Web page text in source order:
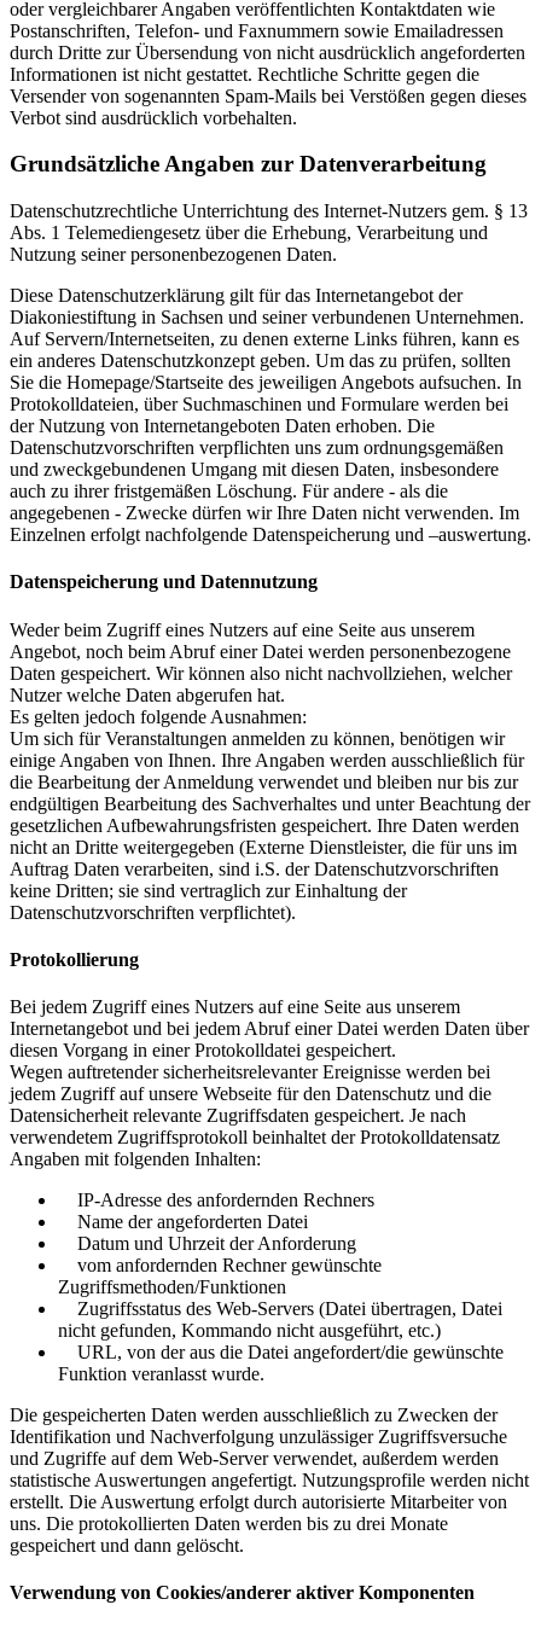
oder vergleichbarer Angaben veröffentlichten Kontaktdaten wie
Postanschriften, Telefon- und Faxnummern sowie Emailadressen
durch Dritte zur Übersendung von nicht ausdrücklich angeforderten
Informationen ist nicht gestattet. Rechtliche Schritte gegen die
Versender von sogenannten Spam-Mails bei Verstößen gegen dieses
Verbot sind ausdrücklich vorbehalten.
Grundsätzliche Angaben zur Datenverarbeitung
Datenschutzrechtliche Unterrichtung des Internet-Nutzers gem. § 13
Abs. 1 Telemediengesetz über die Erhebung, Verarbeitung und
Nutzung seiner personenbezogenen Daten.
Diese Datenschutzerklärung gilt für das Internetangebot der
Diakoniestiftung in Sachsen und seiner verbundenen Unternehmen.
Auf Servern/Internetseiten, zu denen externe Links führen, kann es
ein anderes Datenschutzkonzept geben. Um das zu prüfen, sollten
Sie die Homepage/Startseite des jeweiligen Angebots aufsuchen. In
Protokolldateien, über Suchmaschinen und Formulare werden bei
der Nutzung von Internetangeboten Daten erhoben. Die
Datenschutzvorschriften verpflichten uns zum ordnungsgemäßen
und zweckgebundenen Umgang mit diesen Daten, insbesondere
auch zu ihrer fristgemäßen Löschung. Für andere - als die
angegebenen - Zwecke dürfen wir Ihre Daten nicht verwenden. Im
Einzelnen erfolgt nachfolgende Datenspeicherung und –auswertung.
Datenspeicherung und Datennutzung
Weder beim Zugriff eines Nutzers auf eine Seite aus unserem
Angebot, noch beim Abruf einer Datei werden personenbezogene
Daten gespeichert. Wir können also nicht nachvollziehen, welcher
Nutzer welche Daten abgerufen hat.
Es gelten jedoch folgende Ausnahmen:
Um sich für Veranstaltungen anmelden zu können, benötigen wir
einige Angaben von Ihnen. Ihre Angaben werden ausschließlich für
die Bearbeitung der Anmeldung verwendet und bleiben nur bis zur
endgültigen Bearbeitung des Sachverhaltes und unter Beachtung der
gesetzlichen Aufbewahrungsfristen gespeichert. Ihre Daten werden
nicht an Dritte weitergegeben (Externe Dienstleister, die für uns im
Auftrag Daten verarbeiten, sind i.S. der Datenschutzvorschriften
keine Dritten; sie sind vertraglich zur Einhaltung der
Datenschutzvorschriften verpflichtet).
Protokollierung
Bei jedem Zugriff eines Nutzers auf eine Seite aus unserem
Internetangebot und bei jedem Abruf einer Datei werden Daten über
diesen Vorgang in einer Protokolldatei gespeichert.
Wegen auftretender sicherheitsrelevanter Ereignisse werden bei
jedem Zugriff auf unsere Webseite für den Datenschutz und die
Datensicherheit relevante Zugriffsdaten gespeichert. Je nach
verwendetem Zugriffsprotokoll beinhaltet der Protokolldatensatz
Angaben mit folgenden Inhalten:
IP-Adresse des anfordernden Rechners
Name der angeforderten Datei
Datum und Uhrzeit der Anforderung
vom anfordernden Rechner gewünschte
Zugriffsmethoden/Funktionen
Zugriffsstatus des Web-Servers (Datei übertragen, Datei
nicht gefunden, Kommando nicht ausgeführt, etc.)
URL, von der aus die Datei angefordert/die gewünschte
Funktion veranlasst wurde.
Die gespeicherten Daten werden ausschließlich zu Zwecken der
Identifikation und Nachverfolgung unzulässiger Zugriffsversuche
und Zugriffe auf dem Web-Server verwendet, außerdem werden
statistische Auswertungen angefertigt. Nutzungsprofile werden nicht
erstellt. Die Auswertung erfolgt durch autorisierte Mitarbeiter von
uns. Die protokollierten Daten werden bis zu drei Monate
gespeichert und dann gelöscht.
Verwendung von Cookies/anderer aktiver Komponenten